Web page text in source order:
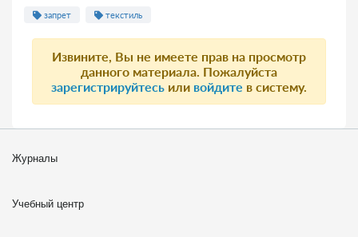
запрет текстиль
Извините, Вы не имеете прав на просмотр
данного материала. Пожалуйста
зарегистрируйтесь или войдите в систему.
Журналы
Учебный центр